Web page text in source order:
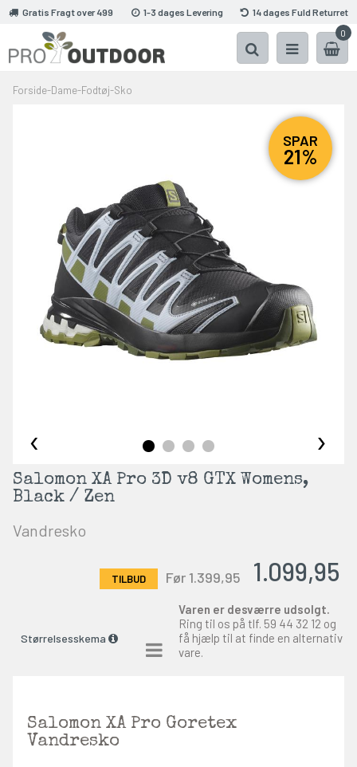
Gratis Fragt over 499 1-3 dages Levering
14 dages Fuld Returret
0
Forside-Dame-Fodtøj-Sko
SPAR
21%
‹ ›
Salomon XA Pro 3D v8 GTX Womens,
Black / Zen
Vandresko
1.099,95
Før 1.399,95
Størrelsesskema
Varen er desværre udsolgt.
Ring til os på tlf. 59 44 32 12 og
få hjælp til at finde en alternativ
vare.
Salomon XA Pro Goretex
Vandresko